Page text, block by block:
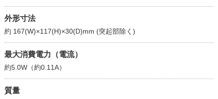
外形寸法
約 167(W)×117(H)×30(D)mm (突起部除く)
最大消費電力（電流）
約5.0W（約0.11A）
質量